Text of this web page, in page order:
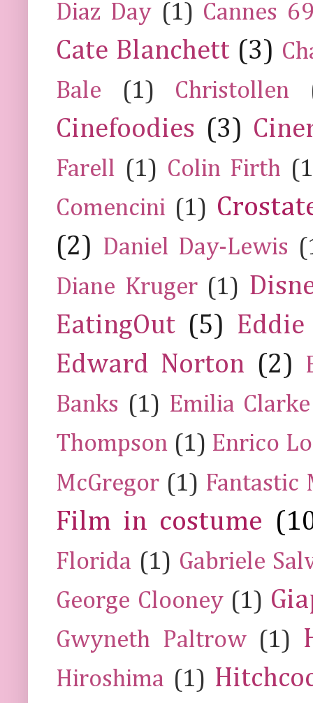
Diaz Day (1) Cannes
Cate Blanchett (3)
Bale
(1) Christollen
Cinefoodies (3)
Farell (1) Colin Firth
Comencini (1)
(2) Daniel Day-Lewis
Diane Kruger (1)
EatingOut (5) Eddie
Edward Norton (2)
Banks (1) Emilia Clarke
Thompson (1) Enrico
McGregor (1) Fantastic
Film in costume
Florida (1) Gabriele
George Clooney (1)
Gwyneth Paltrow (1)
Hiroshima (1)